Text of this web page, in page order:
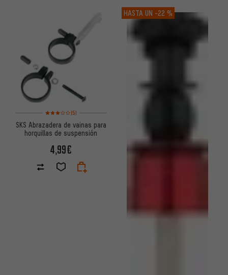
Valoración media: 3 de 5 basada en 5 reseñas
(5)
SKS Abrazadera de vainas para
horquillas de suspensión
4,99€
HASTA UN -22 %